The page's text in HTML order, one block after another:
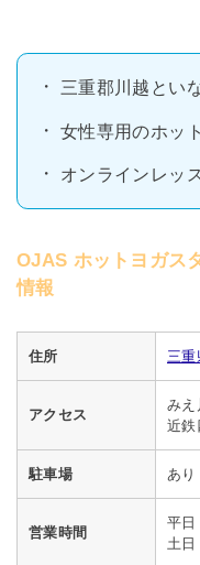
三重郡川越とい
女性専用のホッ
オンラインレッ
OJAS ホットヨガス
情報
住所 三
アクセス
みえ
近鉄
駐車場 あり
営業時間
平日
土